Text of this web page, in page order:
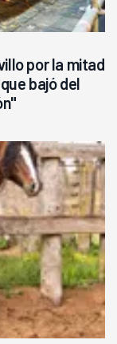
por la mitad
bajó del